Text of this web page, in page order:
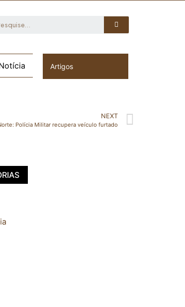
Artigos
NEXT
Polícia Militar recupera veículo furtado